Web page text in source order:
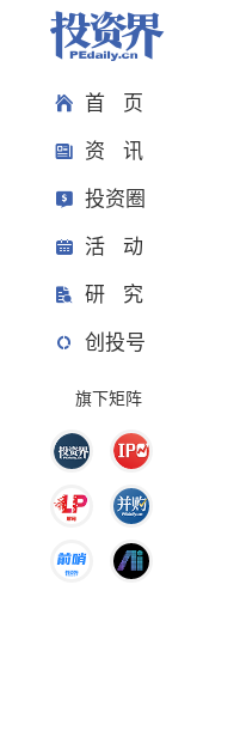
首 页
资 讯
投资圈
活 动
研 究
创投号
旗下矩阵